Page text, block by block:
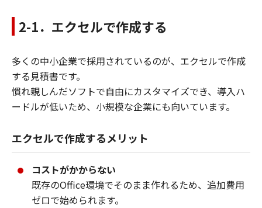
2-1．エクセルで作成する
多くの中小企業で採用されているのが、エクセルで作成
する見積書です。
慣れ親しんだソフトで自由にカスタマイズでき、導入ハ
ードルが低いため、小規模な企業にも向いています。
エクセルで作成するメリット
コストがかからない
既存のOffice環境でそのまま作れるため、追加費用
ゼロで始められます。